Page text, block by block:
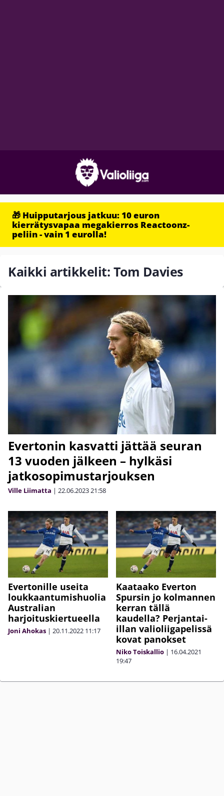
🎁 Huipputarjous jatkuu: 10 euron
kierrätysvapaa megakierros Reactoonz-
peliin - vain 1 eurolla!
Kaikki artikkelit: Tom Davies
Evertonin kasvatti jättää seuran
13 vuoden jälkeen – hylkäsi
jatkosopimustarjouksen
Ville Liimatta | 22.06.202321:58
Evertonille useita
loukkaantumishuolia
Australian
harjoituskiertueella
Joni Ahokas | 20.11.2022 11:17
Kaataako Everton
Spursin jo kolmannen
kerran tällä
kaudella? Perjantai-
illan valioliigapelissä
kovat panokset
Niko Toiskallio | 16.04.2021
19:47